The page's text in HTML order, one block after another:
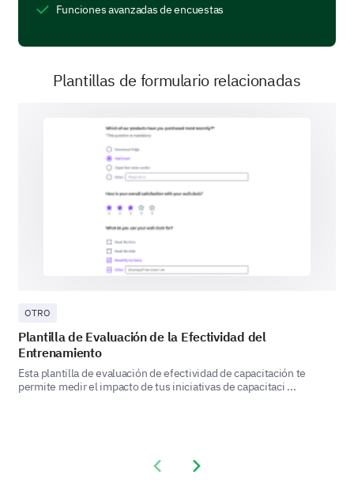
Estilo de aprendizaje preferido
puede ayudarnos a adaptar nuestra capacitación.
¿Qué tipo de métodos de aprendizaje
funcionan mejor para ti?
Conferencias
Funciones avanzadas de encuestas
Plantillas de formulario relacionadas
OTRO
Plantilla de Evaluación de la Efectividad del
Entrenamiento
Esta plantilla de evaluación de efectividad de capacitación te
permite medir el impacto de tus iniciativas de capacitaci ...
Previous slide
Next slide